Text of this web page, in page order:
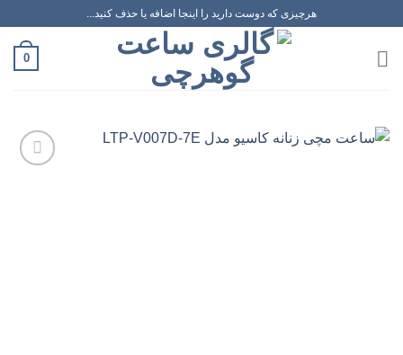
محتوا
هرچیزی که دوست دارید را اینجا اضافه یا حذف کنید...
0